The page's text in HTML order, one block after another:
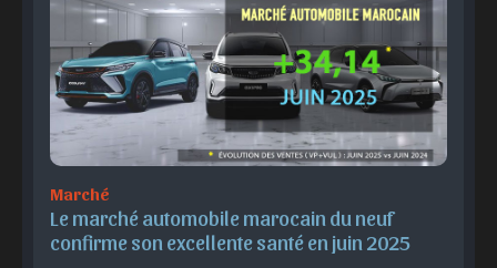
Marché
Le marché automobile marocain du neuf
confirme son excellente santé en juin 2025